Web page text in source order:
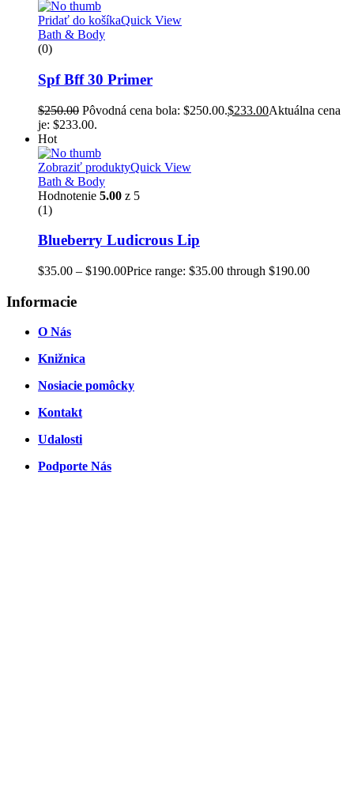
Pridať do košíkaQuick View
Bath & Body
(0)
Spf Bff 30 Primer
$250.00 Pôvodná cena bola: $250.00.$233.00Aktuálna cena
je: $233.00.
Hot
Zobraziť produktyQuick View
Bath & Body
Hodnotenie 5.00 z 5
(1)
Blueberry Ludicrous Lip
$35.00 – $190.00Price range: $35.00 through $190.00
Informacie
O Nás
Knižnica
Nosiacie pomôcky
Kontakt
Udalosti
Podporte Nás